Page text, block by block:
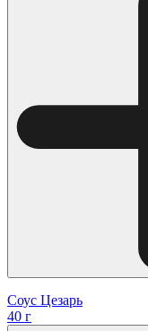
Соус Цезарь
40 г